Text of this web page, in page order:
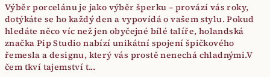
Výběr porcelánu je jako výběr šperku – provází vás roky,
dotýkáte se ho každý den a vypovídá o vašem stylu. Pokud
hledáte něco víc než jen obyčejné bílé talíře, holandská
značka Pip Studio nabízí unikátní spojení špičkového
řemesla a designu, který vás prostě nenechá chladnými.V
čem tkví tajemství t...